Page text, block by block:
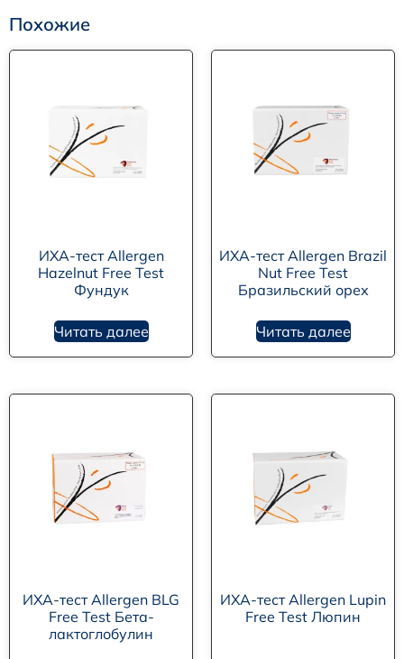
Похожие
ИХА-тест Allergen
Hazelnut Free Test
Фундук
Читать далее
ИХА-тест Allergen Brazil
Nut Free Test
Бразильский орех
Читать далее
ИХА-тест Allergen BLG
Free Test Бета-
лактоглобулин
ИХА-тест Allergen Lupin
Free Test Люпин